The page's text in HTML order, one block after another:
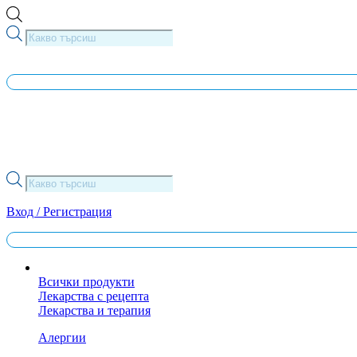
Skip
to
content
Products
search
Products
search
Вход / Регистрация
Всички продукти
Лекарства с рецепта
Лекарства и терапия
Алергии